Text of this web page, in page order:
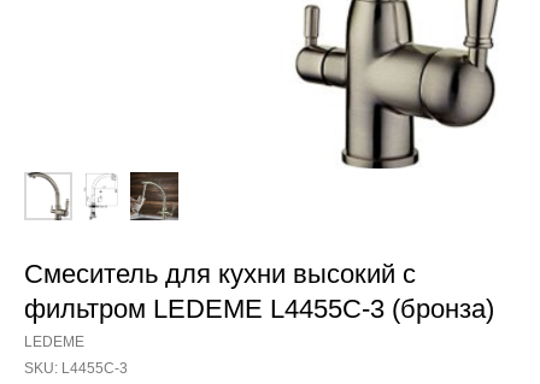
Смеситель для кухни высокий с
фильтром LEDEME L4455C-3 (бронза)
LEDEME
SKU: L4455C-3